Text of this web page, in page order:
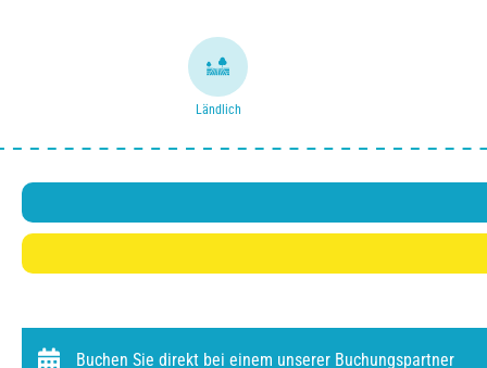
Ländlich
Buchen Sie direkt bei einem unserer Buchungspartner